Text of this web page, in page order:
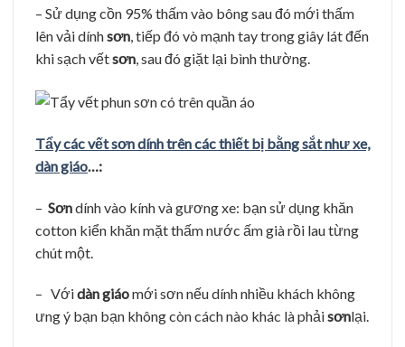
– Sử dụng cồn 95% thấm vào bông sau đó mới thấm
lên vải dínhsơn , tiếp đó vò mạnh tay trong giây lát đến
khi sạch vếtsơn , sau đó giặt lại bình thường.
Tẩy các vết sơn dính trên các thiết bị bằng sắt như xe,
dàn giáo…:
– Sơndính vào kính và gương xe: bạn sử dụng khăn
cotton kiển khăn mặt thấm nước ấm già rồi lau từng
chút một.
– Vớidàn giáomới sơn nếu dính nhiều khách không
ưng ý bạn bạn không còn cách nào khác là phảisơnlại.